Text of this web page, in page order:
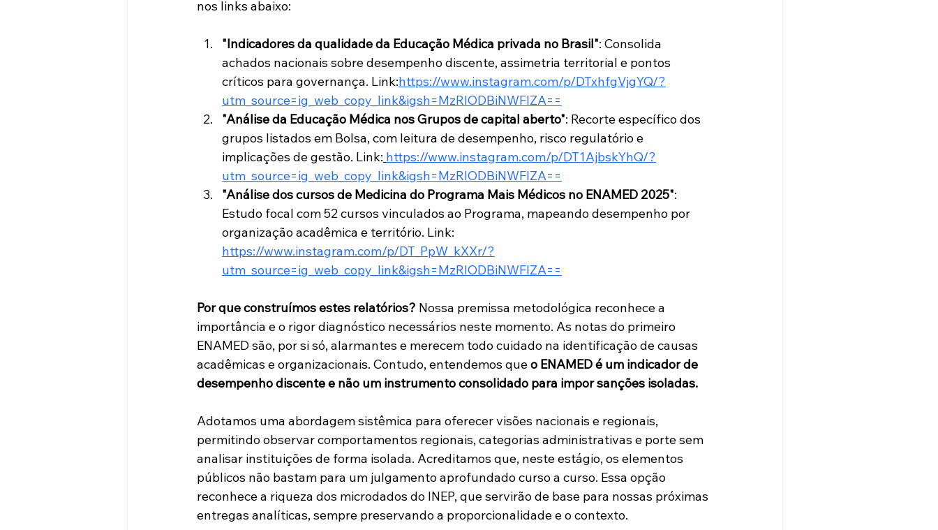
nos links abaixo:
"Indicadores da qualidade da Educação Médica privada no Brasil": Consolida
achados nacionais sobre desempenho discente, assimetria territorial e pontos
críticos para governança. Link:https://www.instagram.com/p/DTxhfgVjgYQ/?
utm_source=ig_web_copy_link&igsh=MzRlODBiNWFlZA==
"Análise da Educação Médica nos Grupos de capital aberto": Recorte específico dos
grupos listados em Bolsa, com leitura de desempenho, risco regulatório e
implicações de gestão. Link: https://www.instagram.com/p/DT1AjbskYhQ/?
utm_source=ig_web_copy_link&igsh=MzRlODBiNWFlZA==
"Análise dos cursos de Medicina do Programa Mais Médicos no ENAMED 2025":
Estudo focal com 52 cursos vinculados ao Programa, mapeando desempenho por
organização acadêmica e território. Link:
https://www.instagram.com/p/DT_PpW_kXXr/?
utm_source=ig_web_copy_link&igsh=MzRlODBiNWFlZA==
Por que construímos estes relatórios? Nossa premissa metodológica reconhece a
importância e o rigor diagnóstico necessários neste momento. As notas do primeiro
ENAMED são, por si só, alarmantes e merecem todo cuidado na identificação de causas
acadêmicas e organizacionais. Contudo, entendemos que o ENAMED é um indicador de
desempenho discente e não um instrumento consolidado para impor sanções isoladas.
Adotamos uma abordagem sistêmica para oferecer visões nacionais e regionais,
permitindo observar comportamentos regionais, categorias administrativas e porte sem
analisar instituições de forma isolada. Acreditamos que, neste estágio, os elementos
públicos não bastam para um julgamento aprofundado curso a curso. Essa opção
reconhece a riqueza dos microdados do INEP, que servirão de base para nossas próximas
entregas analíticas, sempre preservando a proporcionalidade e o contexto.